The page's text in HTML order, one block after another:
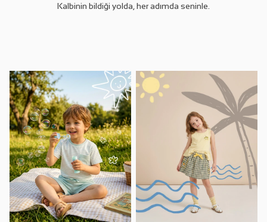
Kalbinin bildiği yolda, her adımda seninle.